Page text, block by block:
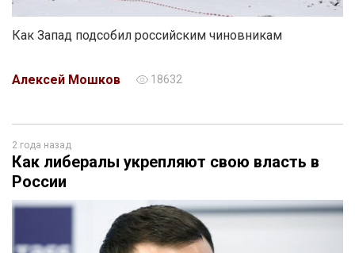
Как Запад подсобил российским чиновникам
Алексей Мошков 18632
2 года назад
Как либералы укрепляют свою власть в
России